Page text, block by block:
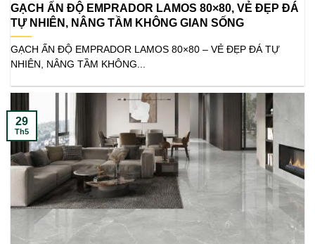
GẠCH ẤN ĐỘ EMPRADOR LAMOS 80×80, VẺ ĐẸP ĐÁ
TỰ NHIÊN, NÂNG TẦM KHÔNG GIAN SỐNG
GẠCH ẤN ĐỘ EMPRADOR LAMOS 80×80 – VẺ ĐẸP ĐÁ TỰ
NHIÊN, NÂNG TẦM KHÔNG...
29
Th5